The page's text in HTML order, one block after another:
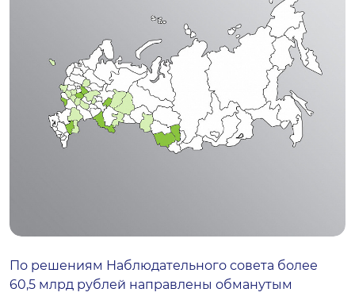
По решениям Наблюдательного совета более
60,5 млрд рублей направлены обманутым